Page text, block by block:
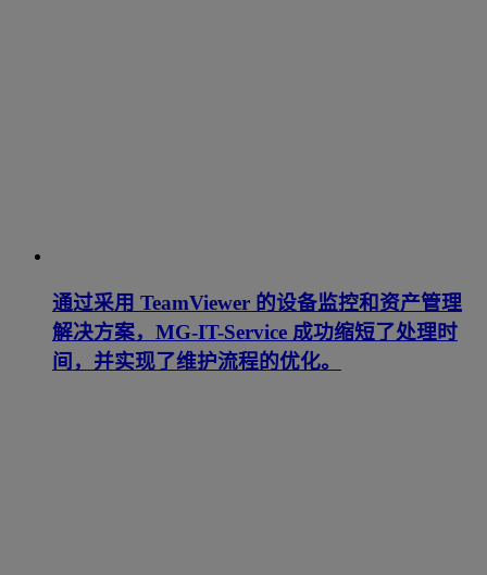
通过采用 TeamViewer 的设备监控和资产管理
解决方案，MG-IT-Service 成功缩短了处理时
间，并实现了维护流程的优化。